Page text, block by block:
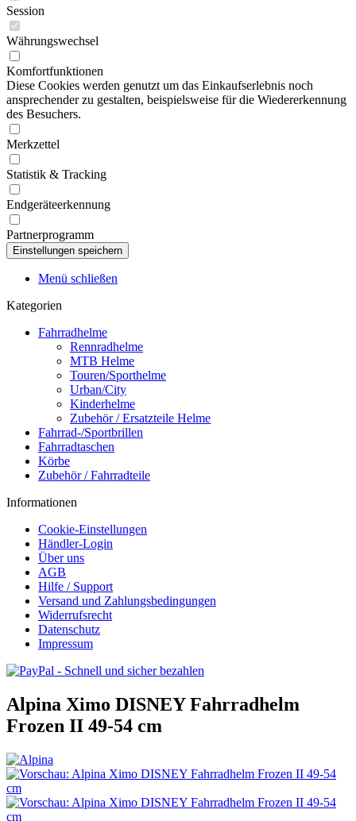
Session
Währungswechsel
Komfortfunktionen
Diese Cookies werden genutzt um das Einkaufserlebnis noch
ansprechender zu gestalten, beispielsweise für die Wiedererkennung
des Besuchers.
Merkzettel
Statistik & Tracking
Endgeräteerkennung
Partnerprogramm
Menü schließen
Kategorien
Fahrradhelme
Rennradhelme
MTB Helme
Touren/Sporthelme
Urban/City
Kinderhelme
Zubehör / Ersatzteile Helme
Fahrrad-/Sportbrillen
Fahrradtaschen
Körbe
Zubehör / Fahrradteile
Informationen
Cookie-Einstellungen
Händler-Login
Über uns
AGB
Hilfe / Support
Versand und Zahlungsbedingungen
Widerrufsrecht
Datenschutz
Impressum
Alpina Ximo DISNEY Fahrradhelm
Frozen II 49-54 cm